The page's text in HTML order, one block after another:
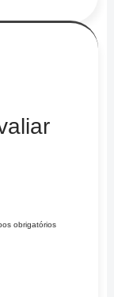
obrigatórios